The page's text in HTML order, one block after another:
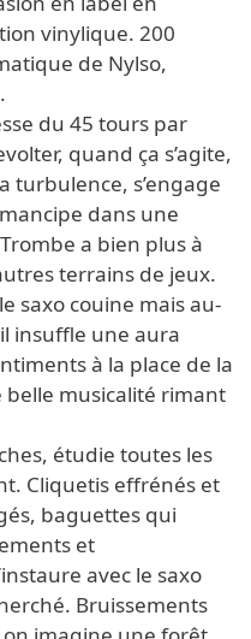
vinylique. 200
de Nylso,
du 45 tours par
quand ça s’agite,
turbulence, s’engage
dans une
a bien plus à
terrains de jeux.
saxo couine mais au-
insuffle une aura
à la place de la
musicalité rimant
étudie toutes les
Cliquetis effrénés et
baguettes qui
et
avec le saxo
Bruissements